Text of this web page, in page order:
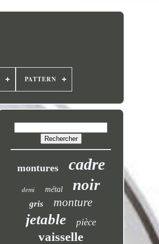
PATTERN
montures cadre
demi métal noir
gris monture
jetable pièce
vaisselle